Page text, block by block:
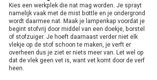
Kies een werkplek die nat mag worden. Je sprayt
namelijk vaak met de mist bottle en je ondergrond
wordt daarmee nat. Maak je lampenkap voordat je
begint stofvrij door middel van een doekje, borstel
of stofzuiger. Je hoeft daarnaast verder niet elk
vlekje op de stof schoon te maken, je verft er
overheen dus je ziet er niets meer van. Let wel op
dat de vlek geen vet is, want vet komt door de verf
heen.